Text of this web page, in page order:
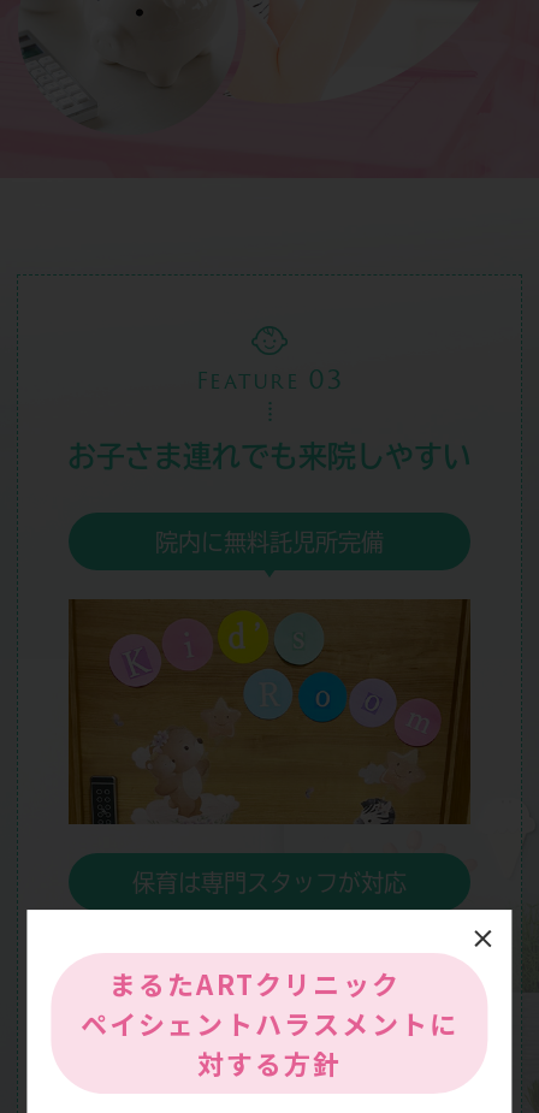
まるたARTクリニック
ペイシェントハラスメントに
対する方針
Feature 03
お子さま連れでも来院しやすい
院内に無料託児所完備
保育は専門スタッフが対応